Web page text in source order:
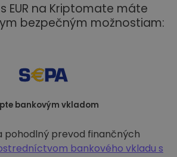
EUR na Kriptomate máte
bezpečným možnostiam:
bankovým vkladom
pohodlný prevod finančných
bankového vkladu s